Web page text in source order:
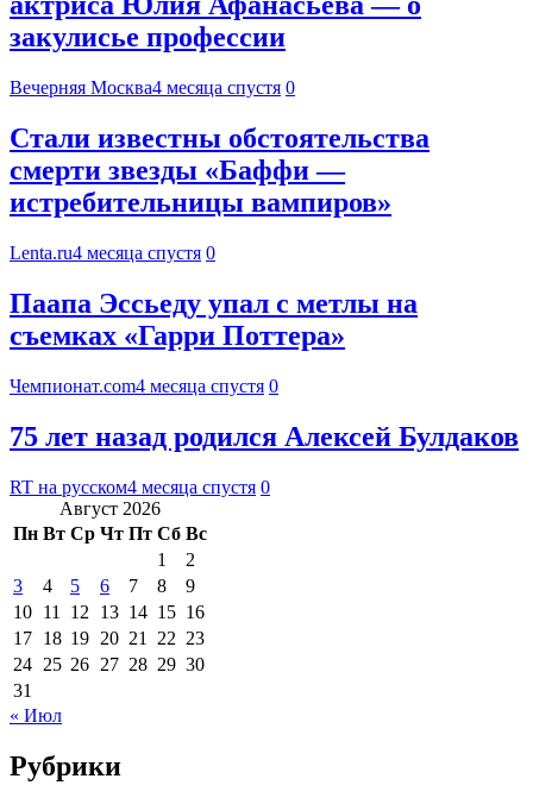
закулисье профессии
Вечерняя Москва4 месяца спустя 0
Стали известны обстоятельства
смерти звезды «Баффи —
истребительницы вампиров»
Lenta.ru4 месяца спустя 0
Паапа Эссьеду упал с метлы на
съемках «Гарри Поттера»
Чемпионат.com4 месяца спустя 0
75 лет назад родился Алексей Булдаков
RT на русском4 месяца спустя 0
Август 2026
Пн Вт Ср Чт Пт Сб Вс
1
2
3
4 5 6 7 8
9
10 11 12 13 14 15 16
17 18 19 20 21 22 23
24 25 26 27 28 29 30
31
« Июл
Рубрики